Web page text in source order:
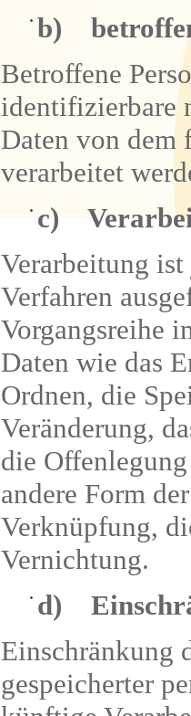
b)
Betroffene
identifizierbare
Daten von dem
verarbeitet
c)
Verarbeitung
Verfahren
Vorgangsreihe
Daten wie das
Ordnen, die
Veränderung,
die
andere Form
Verknüpfung,
Vernichtung.
d)
Einschränkung
gespeicherter